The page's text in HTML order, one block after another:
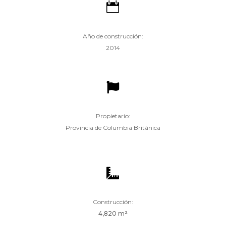

Año de construcción:
2014

Propietario:
Provincia de Columbia Británica

Construcción:
4,820 m²